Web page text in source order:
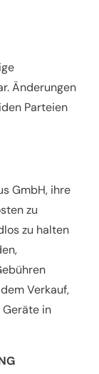
Änderungen
Parteien
GmbH, ihre
zu
zu halten
Verkauf,
in